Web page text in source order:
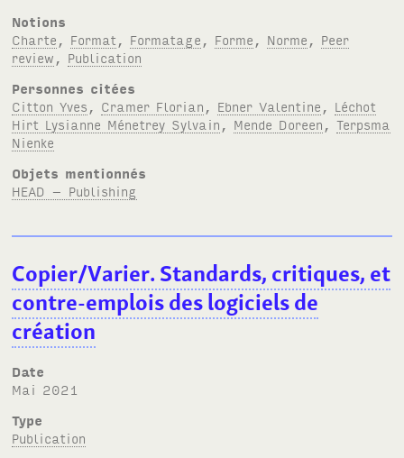
Notions
Charte
Format Formatage Forme Norme
Peer
review
Publication
Personnes citées
Citton Yves
Cramer Florian Ebner Valentine
Léchot
Hirt Lysianne Ménetrey Sylvain
Mende Doreen ,Terpsma
Nienke
Objets mentionnés
HEAD – Publishing
Copier/Varier. Standards, critiques, et
contre-emplois des logiciels de
création
Date
mai 2021
Type
Publication